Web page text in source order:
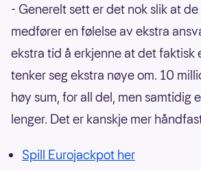
- Generelt sett er det nok slik at
medfører en følelse av ekstra
ekstra tid å erkjenne at det faktisk
tenker seg ekstra nøye om. 10
høy sum, for all del, men samtidig
lenger. Det er kanskje mer
Spill Eurojackpot her